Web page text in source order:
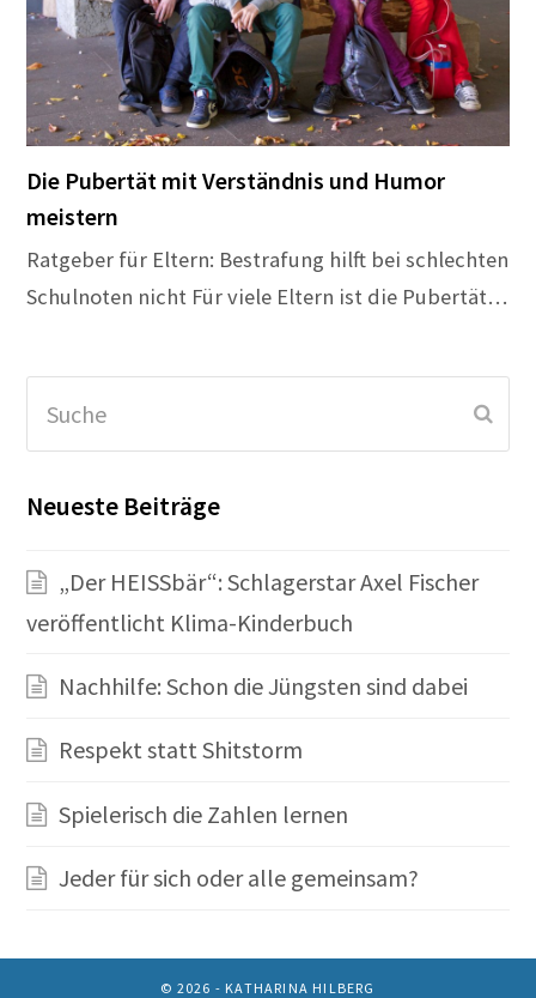
Die Pubertät mit Verständnis und Humor
meistern
Ratgeber für Eltern: Bestrafung hilft bei schlechten
Schulnoten nicht Für viele Eltern ist die Pubertät…
Neueste Beiträge
„Der HEISSbär“: Schlagerstar Axel Fischer
veröffentlicht Klima-Kinderbuch
Nachhilfe: Schon die Jüngsten sind dabei
Respekt statt Shitstorm
Spielerisch die Zahlen lernen
Jeder für sich oder alle gemeinsam?
© 2026 - KATHARINA HILBERG